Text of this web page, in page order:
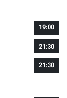
19:00
21:30
21:30